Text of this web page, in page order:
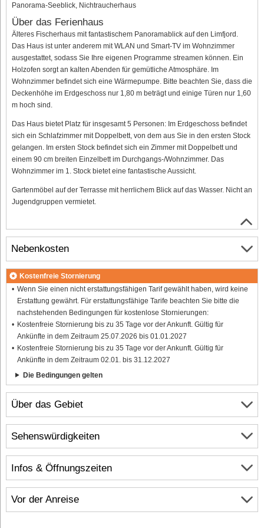
Panorama-Seeblick, Nichtraucherhaus
Über das Ferienhaus
Älteres Fischerhaus mit fantastischem Panoramablick auf den Limfjord.
Das Haus ist unter anderem mit WLAN und Smart-TV im Wohnzimmer
ausgestattet, sodass Sie Ihre eigenen Programme streamen können. Ein
Holzofen sorgt an kalten Abenden für gemütliche Atmosphäre. Im
Wohnzimmer befindet sich eine Wärmepumpe. Bitte beachten Sie, dass die
Deckenhöhe im Erdgeschoss nur 1,80 m beträgt und einige Türen nur 1,60
m hoch sind.
Das Haus bietet Platz für insgesamt 5 Personen: Im Erdgeschoss befindet
sich ein Schlafzimmer mit Doppelbett, von dem aus Sie in den ersten Stock
gelangen. Im ersten Stock befindet sich ein Zimmer mit Doppelbett und
einem 90 cm breiten Einzelbett im Durchgangs-/Wohnzimmer. Das
Wohnzimmer im 1. Stock bietet eine fantastische Aussicht.
Gartenmöbel auf der Terrasse mit herrlichem Blick auf das Wasser. Nicht an
Jugendgruppen vermietet.
Über das Gebiet
Infos & Öffnungszeiten
Vor der Anreise
Nebenkosten
Kostenfreie Stornierung
Wenn Sie einen nicht erstattungsfähigen Tarif gewählt haben, wird keine
Erstattung gewährt. Für erstattungsfähige Tarife beachten Sie bitte die
nachstehenden Bedingungen für kostenlose Stornierungen:
Kostenfreie Stornierung bis zu 35 Tage vor der Ankunft. Gültig für
Ankünfte in dem Zeitraum 25.07.2026 bis 01.01.2027
Kostenfreie Stornierung bis zu 35 Tage vor der Ankunft. Gültig für
Ankünfte in dem Zeitraum 02.01. bis 31.12.2027
Die Bedingungen gelten
Sehenswürdigkeiten